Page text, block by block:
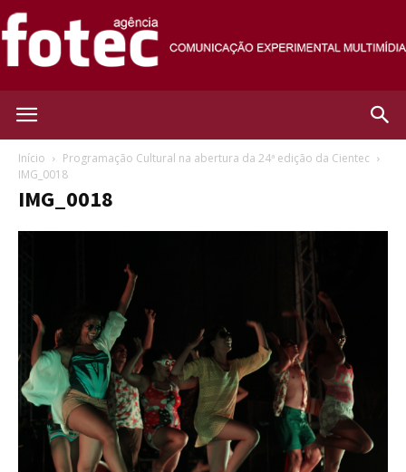
Início
Programação Cultural na abertura da 24ª edição da Cientec
IMG_0018
IMG_0018